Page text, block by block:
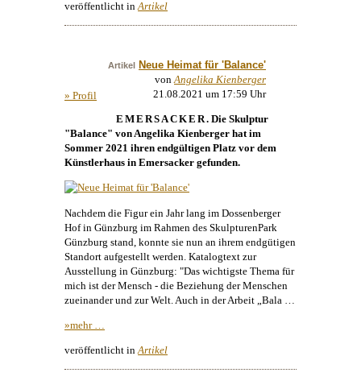
veröffentlicht inArtikel
Artikel Neue Heimat für 'Balance'
von Angelika Kienberger
» Profil
21.08.2021 um 17:59 Uhr
EMERSACKER. DieSkulptur
"Balance" von Angelika Kienberger hat im
Sommer 2021 ihren endgültigen Platz vor dem
Künstlerhaus in Emersacker gefunden.
Nachdem die Figur ein Jahr lang im Dossenberger
Hof in Günzburg im Rahmen des SkulpturenPark
Günzburg stand, konnte sie nun an ihrem endgütigen
Standort aufgestellt werden. Katalogtext zur
Ausstellung in Günzburg: "Das wichtigste Thema für
mich ist der Mensch - die Beziehung der Menschen
zueinander und zur Welt. Auch in der Arbeit „Bala …
»mehr …
veröffentlicht inArtikel